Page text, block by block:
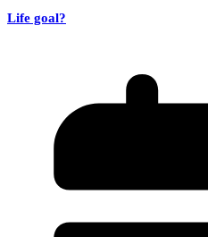
Life goal?